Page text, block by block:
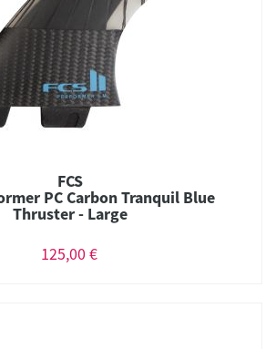
FCS
PC Carbon Tranquil Blue
Thruster - Large
125,00 €